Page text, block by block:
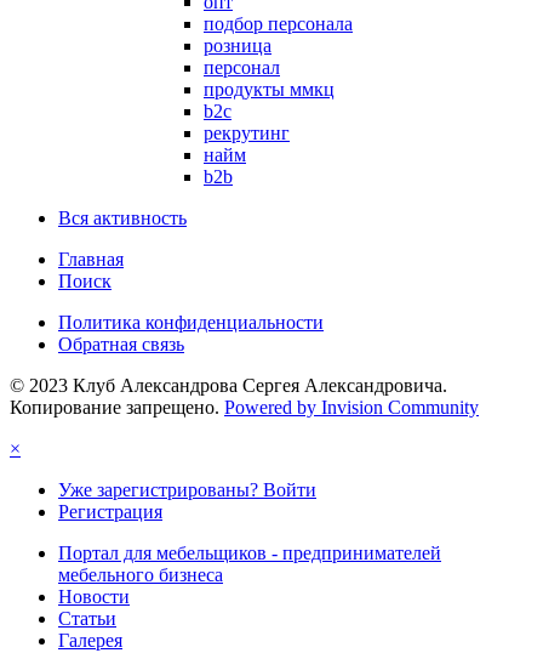
подбор персонала
розница
персонал
продукты ммкц
b2c
рекрутинг
найм
b2b
Вся активность
Главная
Поиск
Политика конфиденциальности
Обратная связь
© 2023 Клуб Александрова Сергея Александровича.
Копирование запрещено. Powered by Invision Community
×
Уже зарегистрированы? Войти
Регистрация
Портал для мебельщиков - предпринимателей
мебельного бизнеса
Новости
Статьи
Галерея